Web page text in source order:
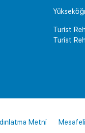
Turist
Turist
Metni